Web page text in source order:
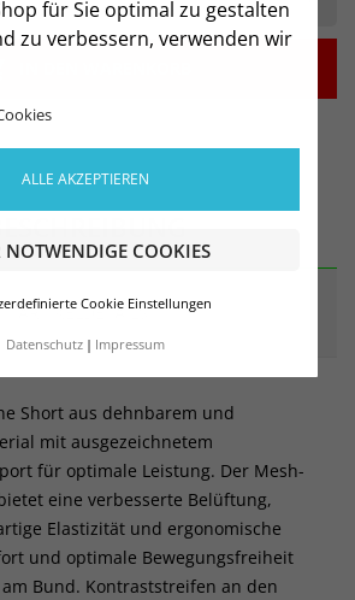
für Sie optimal zu gestalten
zu verbessern, verwenden wir
ALLE AKZEPTIEREN
NOTWENDIGE COOKIES
Cookie Einstellungen
Datenschutz Impressum
ARTIKELDETAILS
Short aus dehnbarem und
mit ausgezeichnetem
für optimale Leistung. Der Mesh-
eine verbesserte Belüftung,
Elastizität und ergonomische
und optimale Bewegungsfreiheit
Bund. Kontraststreifen an den